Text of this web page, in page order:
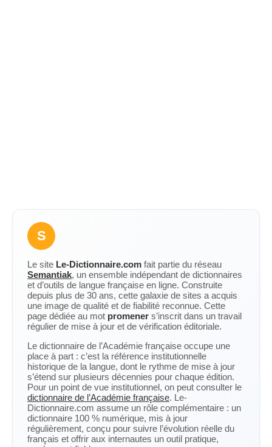
S
Le site Le-Dictionnaire.com fait partie du réseau
Semantiak, un ensemble indépendant de dictionnaires
et d’outils de langue française en ligne. Construite
depuis plus de 30 ans, cette galaxie de sites a acquis
une image de qualité et de fiabilité reconnue. Cette
page dédiée au mot promener s’inscrit dans un travail
régulier de mise à jour et de vérification éditoriale.
Le dictionnaire de l’Académie française occupe une
place à part : c’est la référence institutionnelle
historique de la langue, dont le rythme de mise à jour
s’étend sur plusieurs décennies pour chaque édition.
Pour un point de vue institutionnel, on peut consulter le
dictionnaire de l’Académie française. Le-
Dictionnaire.com assume un rôle complémentaire : un
dictionnaire 100 % numérique, mis à jour
régulièrement, conçu pour suivre l’évolution réelle du
français et offrir aux internautes un outil pratique,